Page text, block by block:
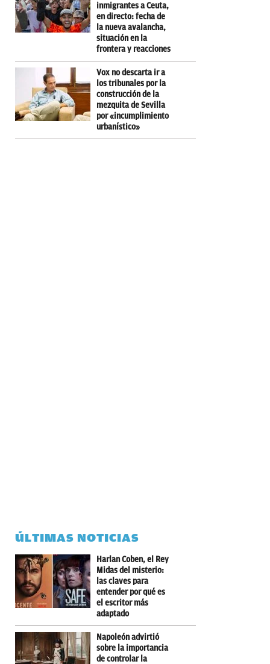
inmigrantes a Ceuta,
en directo: fecha de
la nueva avalancha,
situación en la
frontera y reacciones
Vox no descarta ir a
los tribunales por la
construcción de la
mezquita de Sevilla
por «incumplimiento
urbanístico»
ÚLTIMAS NOTICIAS
Harlan Coben, el Rey
Midas del misterio:
las claves para
entender por qué es
el escritor más
adaptado
Napoleón advirtió
sobre la importancia
de controlar la